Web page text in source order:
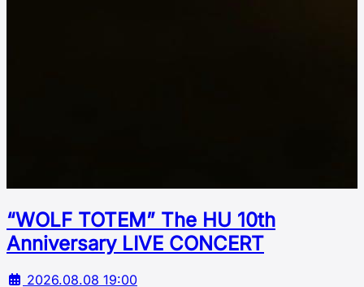
“WOLF TOTEM” The HU 10th
Аnniversary LIVE CONCERT
2026.08.08 19:00